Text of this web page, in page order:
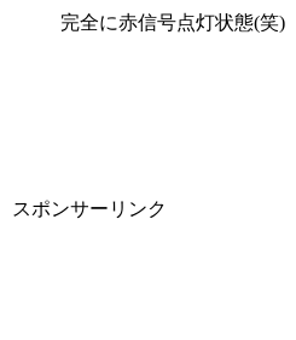
完全に赤信号点灯状態(笑)
スポンサーリンク